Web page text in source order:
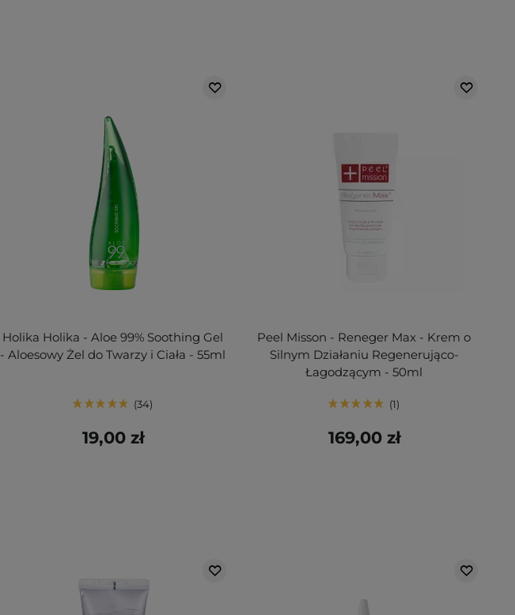
Holika Holika - Aloe 99% Soothing Gel
- Aloesowy Żel do Twarzy i Ciała - 55ml
34
19,00 zł
Peel Misson - Reneger Max - Krem o
Silnym Działaniu Regenerująco-
Łagodzącym - 50ml
1
169,00 zł